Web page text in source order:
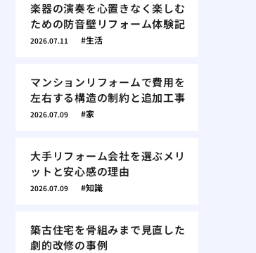
楽器の演奏を心置きなく楽しむ
ための防音壁リフォーム体験記
2026.07.11 生活
マンションリフォームで費用を
左右する構造の制約と追加工事
2026.07.09 家
大手リフォーム会社を選ぶメリ
ットと安心感の理由
2026.07.09 知識
築古住宅を骨組みまで見直した
劇的改修の事例